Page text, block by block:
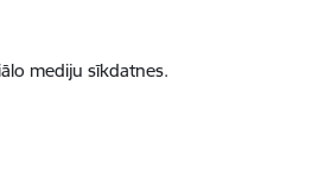
mediju sīkdatnes.